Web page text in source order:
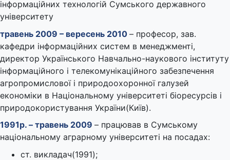
інформаційних технологій Сумського державного
університету
травень 2009 – вересень 2010 – професор, зав.
кафедри інформаційних систем в менеджменті,
директор Українського Навчально-наукового інституту
інформаційного і телекомунікаційного забезпечення
агропромислової і природоохоронної галузей
економіки в Національному університеті біоресурсів і
природокористування України(Київ).
1991р. – травень 2009 – працював в Сумському
національному аграрному університеті на посадах:
ст. викладач(1991);